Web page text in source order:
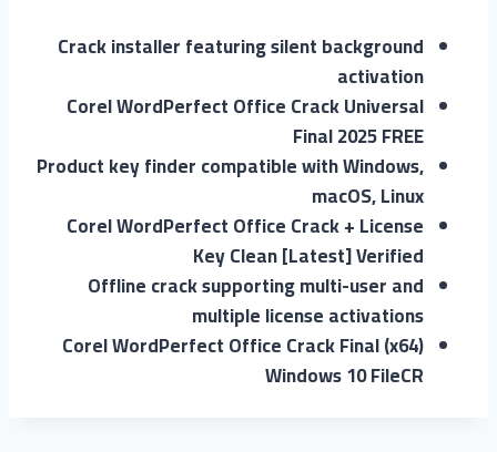
Crack installer featuring silent background
activation
Corel WordPerfect Office Crack Universal
Final 2025 FREE
Product key finder compatible with Windows,
macOS, Linux
Corel WordPerfect Office Crack + License
Key Clean [Latest] Verified
Offline crack supporting multi-user and
multiple license activations
Corel WordPerfect Office Crack Final (x64)
Windows 10 FileCR